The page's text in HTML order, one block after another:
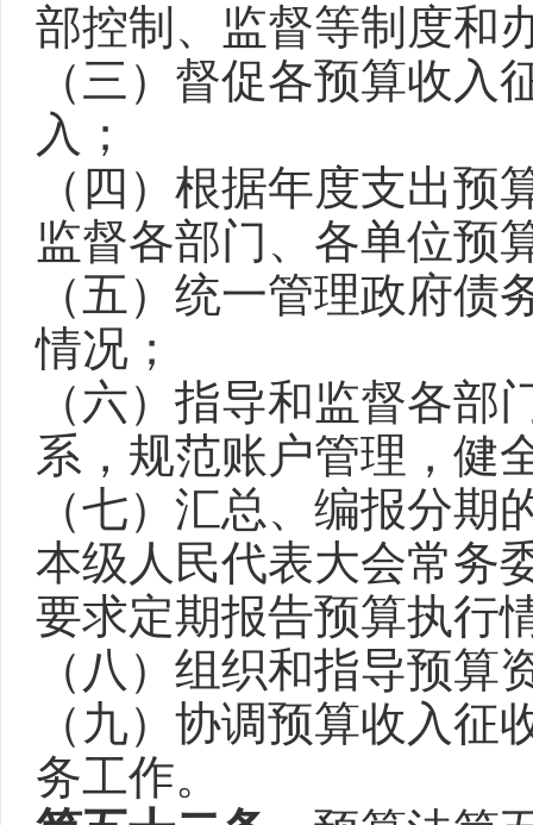
部控制、监督等制度和
（三）督促各预算收
入；
（四）根据年度支出
监督各部门、各单位预
（五）统一管理政府
情况；
（六）指导和监督各
系，规范账户管理，健
（七）汇总、编报分
本级人民代表大会常务
要求定期报告预算执行
（八）组织和指导预
（九）协调预算收入
务工作。